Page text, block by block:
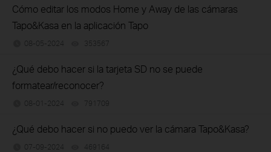
Cómo editar los modos Home y Away de las cámaras
Tapo&Kasa en la aplicación Tapo
08-05-2024 353567
¿Qué debo hacer si la tarjeta SD no se puede
formatear/reconocer?
08-01-2024 791709
¿Qué debo hacer si no puedo ver la cámara Tapo&Kasa?
07-09-2024 469164